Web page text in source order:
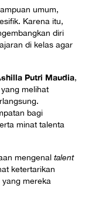
umum,
Karena itu,
diri
di kelas agar
Putri Maudia,
melihat
bagi
minat talenta
mengenal talent
ketertarikan
mereka